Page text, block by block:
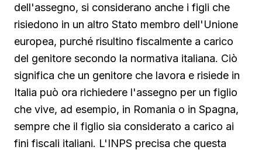
dell'assegno, si considerano anche i figli che
risiedono in un altro Stato membro dell'Unione
europea, purché risultino fiscalmente a carico
del genitore secondo la normativa italiana. Ciò
significa che un genitore che lavora e risiede in
Italia può ora richiedere l'assegno per un figlio
che vive, ad esempio, in Romania o in Spagna,
sempre che il figlio sia considerato a carico ai
fini fiscali italiani. L'INPS precisa che questa